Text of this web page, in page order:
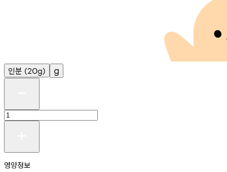
인분 (20g) g
영양정보